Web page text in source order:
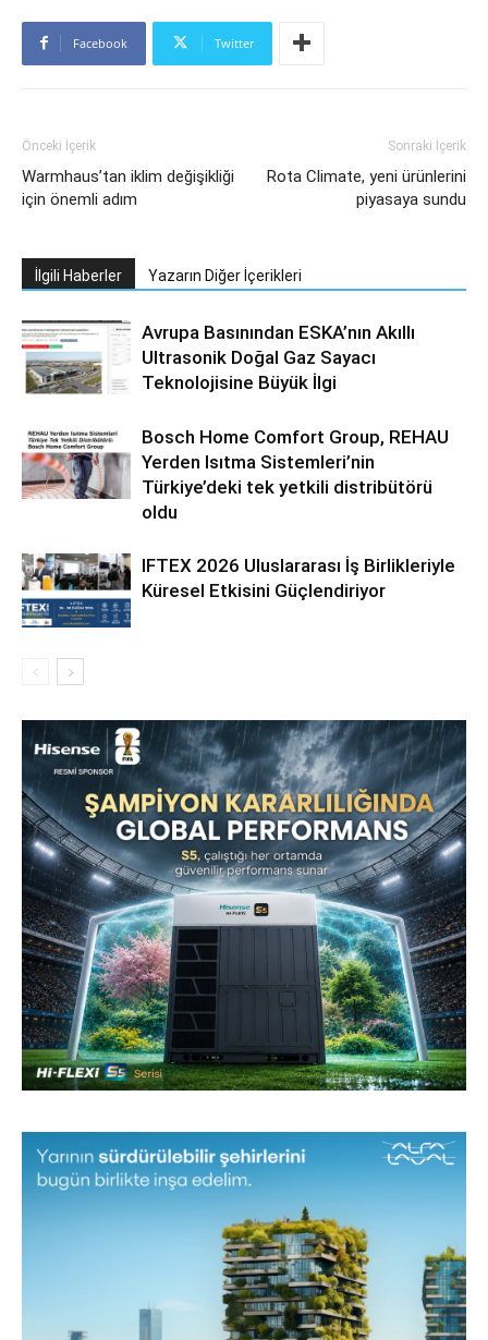
Facebook Twitter
Önceki İçerik
Warmhaus’tan iklim değişikliği
için önemli adım
Sonraki İçerik
Rota Climate, yeni ürünlerini
piyasaya sundu
İlgili Haberler Yazarın Diğer İçerikleri
Avrupa Basınından ESKA’nın Akıllı
Ultrasonik Doğal Gaz Sayacı
Teknolojisine Büyük İlgi
Bosch Home Comfort Group, REHAU
Yerden Isıtma Sistemleri’nin
Türkiye’deki tek yetkili distribütörü
oldu
IFTEX 2026 Uluslararası İş Birlikleriyle
Küresel Etkisini Güçlendiriyor